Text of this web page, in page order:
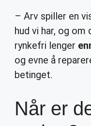
– Arv spiller en
hud vi har, og om
rynkefri lenger
og evne å
betinget.
Når er